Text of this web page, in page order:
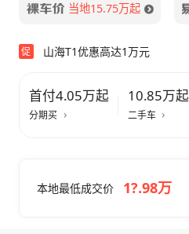
当地15.75万起
促 山海T1优惠高达1万元
首付4.05万起
分期买
10.85万起
二手车
本地最低成交价 1?.98万